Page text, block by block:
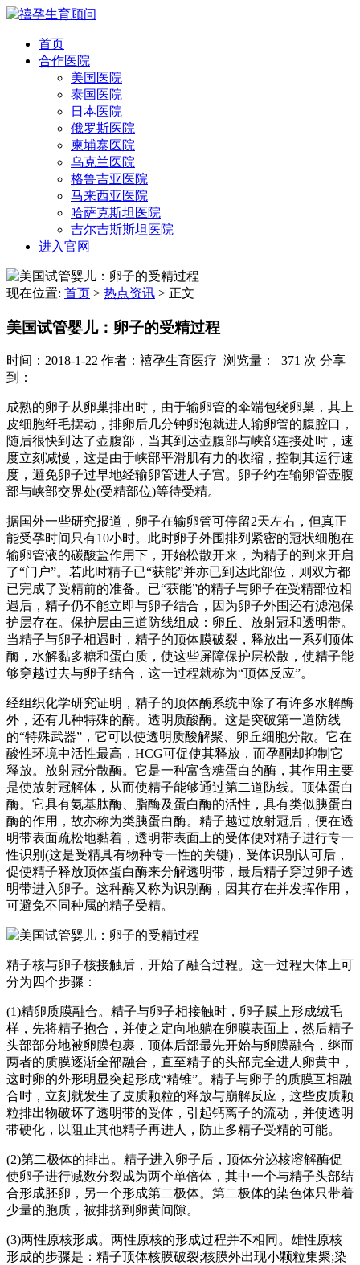
首页
合作医院
美国医院
泰国医院
日本医院
俄罗斯医院
柬埔寨医院
乌克兰医院
格鲁吉亚医院
马来西亚医院
哈萨克斯坦医院
吉尔吉斯斯坦医院
进入官网
现在位置: 首页 > 热点资讯 > 正文
美国试管婴儿：卵子的受精过程
时间：2018-1-22 作者：禧孕生育医疗 浏览量： 371 次 分享
到：
成熟的卵子从卵巢排出时，由于输卵管的伞端包绕卵巢，其上
皮细胞纤毛摆动，排卵后几分钟卵泡就进人输卵管的腹腔口，
随后很快到达了壶腹部，当其到达壶腹部与峡部连接处时，速
度立刻减慢，这是由于峡部平滑肌有力的收缩，控制其运行速
度，避免卵子过早地经输卵管进人子宫。卵子约在输卵管壶腹
部与峡部交界处(受精部位)等待受精。
据国外一些研究报道，卵子在输卵管可停留2天左右，但真正
能受孕时间只有10小时。此时卵子外围排列紧密的冠状细胞在
输卵管液的碳酸盐作用下，开始松散开来，为精子的到来开启
了“门户”。若此时精子已“获能”并亦已到达此部位，则双方都
已完成了受精前的准备。已“获能”的精子与卵子在受精部位相
遇后，精子仍不能立即与卵子结合，因为卵子外围还有滤泡保
护层存在。保护层由三道防线组成：卵丘、放射冠和透明带。
当精子与卵子相遇时，精子的顶体膜破裂，释放出一系列顶体
酶，水解黏多糖和蛋白质，使这些屏障保护层松散，使精子能
够穿越过去与卵子结合，这一过程就称为“顶体反应”。
经组织化学研究证明，精子的顶体酶系统中除了有许多水解酶
外，还有几种特殊的酶。透明质酸酶。这是突破第一道防线
的“特殊武器”，它可以使透明质酸解聚、卵丘细胞分散。它在
酸性环境中活性最高，HCG可促使其释放，而孕酮却抑制它
释放。放射冠分散酶。它是一种富含糖蛋白的酶，其作用主要
是使放射冠解体，从而使精子能够通过第二道防线。顶体蛋白
酶。它具有氨基肽酶、脂酶及蛋白酶的活性，具有类似胰蛋白
酶的作用，故亦称为类胰蛋白酶。精子越过放射冠后，便在透
明带表面疏松地黏着，透明带表面上的受体便对精子进行专一
性识别(这是受精具有物种专一性的关键)，受体识别认可后，
促使精子释放顶体蛋白酶来分解透明带，最后精子穿过卵子透
明带进入卵子。这种酶又称为识别酶，因其存在并发挥作用，
可避免不同种属的精子受精。
精子核与卵子核接触后，开始了融合过程。这一过程大体上可
分为四个步骤：
(1)精卵质膜融合。精子与卵子相接触时，卵子膜上形成绒毛
样，先将精子抱合，并使之定向地躺在卵膜表面上，然后精子
头部部分地被卵膜包裹，顶体后部最先开始与卵膜融合，继而
两者的质膜逐渐全部融合，直至精子的头部完全进人卵黄中，
这时卵的外形明显突起形成“精锥”。精子与卵子的质膜互相融
合时，立刻就发生了皮质颗粒的释放与崩解反应，这些皮质颗
粒排出物破坏了透明带的受体，引起钙离子的流动，并使透明
带硬化，以阻止其他精子再进人，防止多精子受精的可能。
(2)第二极体的排出。精子进入卵子后，顶体分泌核溶解酶促
使卵子进行减数分裂成为两个单倍体，其中一个与精子头部结
合形成胚卵，另一个形成第二极体。第二极体的染色体只带着
少量的胞质，被排挤到卵黄间隙。
(3)两性原核形成。两性原核的形成过程并不相同。雄性原核
形成的步骤是：精子顶体核膜破裂;核膜外出现小颗粒集聚;染